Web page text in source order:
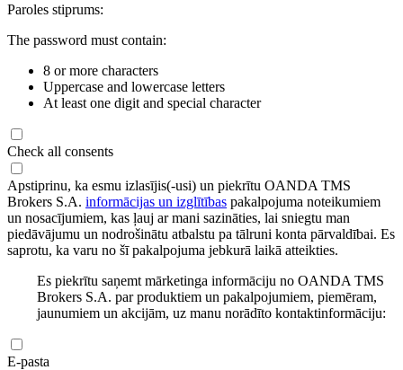
Paroles stiprums:
The password must contain:
8 or more characters
Uppercase and lowercase letters
At least one digit and special character
Check all consents
Apstiprinu, ka esmu izlasījis(-usi) un piekrītu OANDA TMS
Brokers S.A. informācijas un izglītības pakalpojuma noteikumiem
un nosacījumiem, kas ļauj ar mani sazināties, lai sniegtu man
piedāvājumu un nodrošinātu atbalstu pa tālruni konta pārvaldībai. Es
saprotu, ka varu no šī pakalpojuma jebkurā laikā atteikties.
Es piekrītu saņemt mārketinga informāciju no OANDA TMS
Brokers S.A. par produktiem un pakalpojumiem, piemēram,
jaunumiem un akcijām, uz manu norādīto kontaktinformāciju:
E-pasta